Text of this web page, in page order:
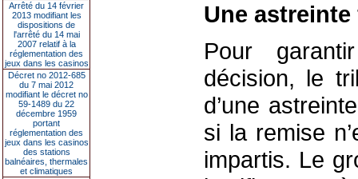
Arrêté du 14 février
2013 modifiant les
dispositions de
l'arrêté du 14 mai
2007 relatif à la
réglementation des
jeux dans les casinos
Décret no 2012-685
du 7 mai 2012
modifiant le décret no
59-1489 du 22
décembre 1959
portant
réglementation des
jeux dans les casinos
des stations
balnéaires, thermales
et climatiques
Une
Pour
décision, le
d’une
si la remise
impartis. Le